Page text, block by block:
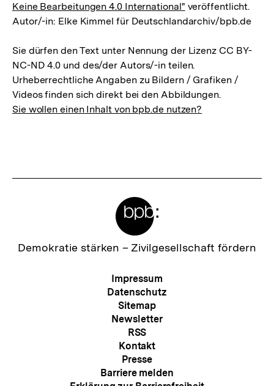
Keine Bearbeitungen 4.0 International" veröffentlicht.
Autor/-in: Elke Kimmel für Deutschlandarchiv/bpb.de
Sie dürfen den Text unter Nennung der Lizenz CC BY-
NC-ND 4.0 und des/der Autors/-in teilen.
Urheberrechtliche Angaben zu Bildern / Grafiken /
Videos finden sich direkt bei den Abbildungen.
Sie wollen einen Inhalt von bpb.de nutzen?
Zur
Demokratie stärken – Zivilgesellschaft fördern
Meta-
Navigation
Impressum
Datenschutz
Sitemap
Newsletter
RSS
Kontakt
Presse
Barriere melden